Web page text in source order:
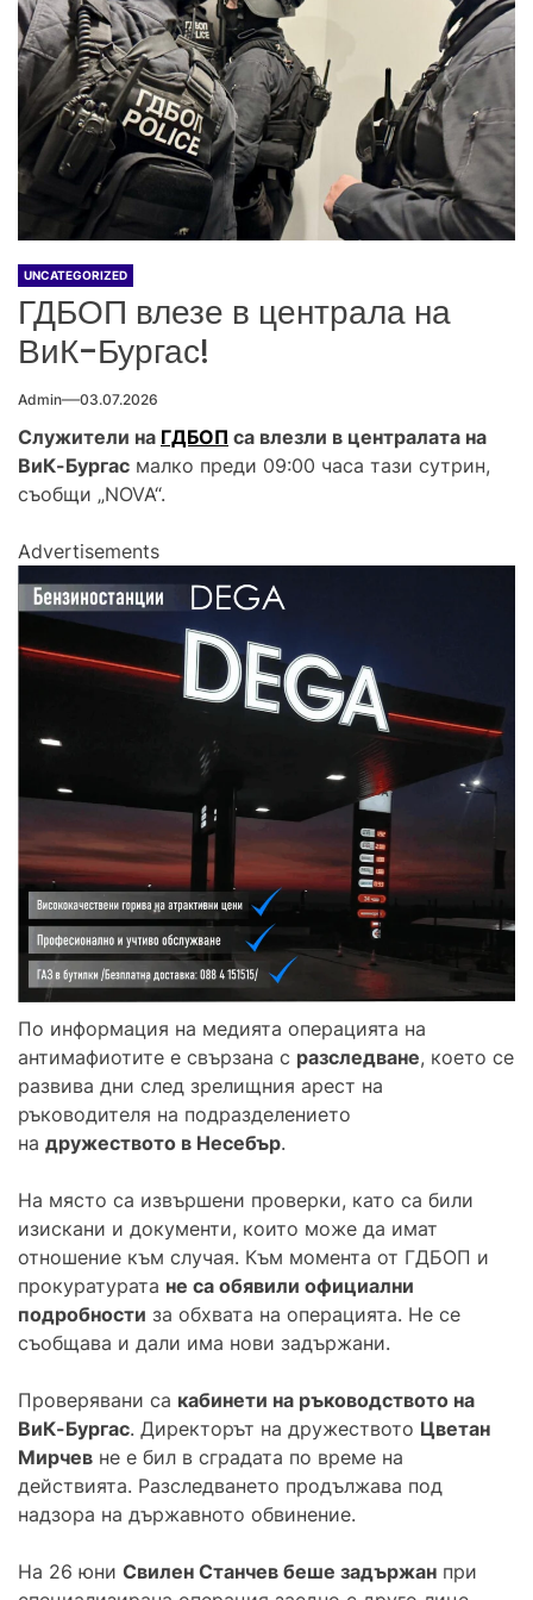
UNCATEGORIZED
ГДБОП влезе в централа на
ВиК-Бургас!
Admin 03.07.2026
Служители на ГДБОП са влезли в централата на
ВиК-Бургас малко преди 09:00 часа тази сутрин,
съобщи „NOVA“.
Advertisements
По информация на медията операцията на
антимафиотите е свързана с разследване, което се
развива дни след зрелищния арест на
ръководителя на подразделението
на дружеството в Несебър.
На място са извършени проверки, като са били
изискани и документи, които може да имат
отношение към случая. Към момента от ГДБОП и
прокуратурата не са обявили официални
подробности за обхвата на операцията. Не се
съобщава и дали има нови задържани.
Проверявани са кабинети на ръководството на
ВиК-Бургас. Директорът на дружеството Цветан
Мирчев не е бил в сградата по време на
действията. Разследването продължава под
надзора на държавното обвинение.
На 26 юни Свилен Станчев беше задържан при